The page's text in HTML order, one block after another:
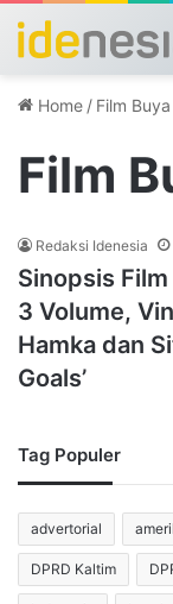
Home / Film
Film
Redaksi Idenesia
Sinopsis
3 Volume,
Hamka dan
Goals’
Tag Populer
advertorial
DPRD Kaltim